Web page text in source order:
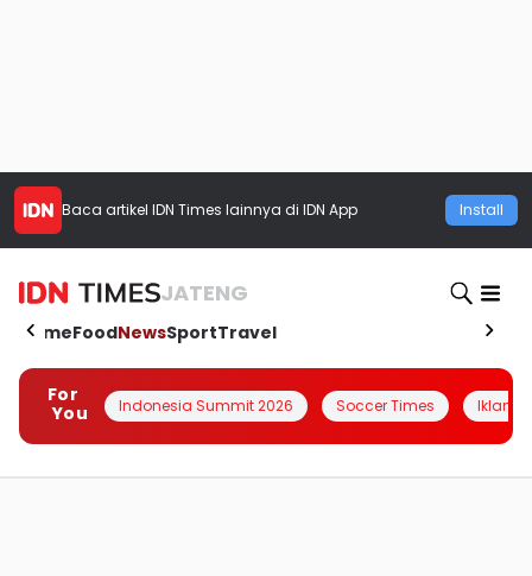
Baca artikel IDN Times lainnya di IDN App Install
JATENG
HomeFoodNewsSportTravel
For
You
Indonesia Summit 2026 Soccer Times Iklanin